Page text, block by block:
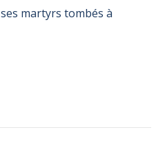
martyrs tombés à